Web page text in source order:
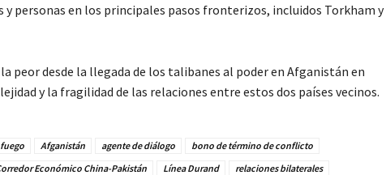
y personas en los principales pasos fronterizos, incluidos Torkham y
peor desde la llegada de los talibanes al poder en Afganistán en
y la fragilidad de las relaciones entre estos dos países vecinos.
Afganistán agente de diálogo
bono de término de conflicto
Económico China-Pakistán Línea Durand
relaciones bilaterales